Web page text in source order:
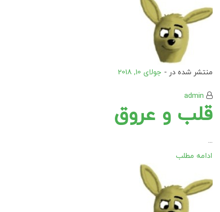
منتشر شده در - جولای 10, 2018
admin
قلب و عروق
...
ادامه مطلب